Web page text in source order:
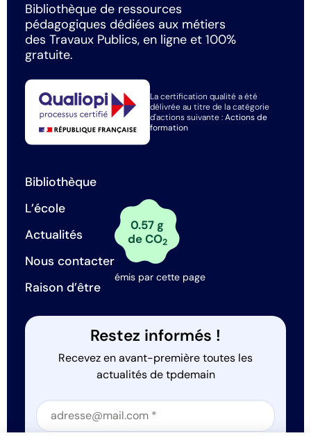
Bibliothèque de ressources
pédagogiques dédiées aux métiers
des Travaux Publics, en ligne et 100%
gratuite.
La certification qualité a été
délivrée au titre de la catégorie
d'actions suivante :Actions de
formation
Bibliothèque
L’école
Actualités
Nous contacter
Raison d’être
0.57 g
de CO2
émis par cette page
Restez informés !
Recevez en avant-première toutes les
actualités de tpdemain
Section